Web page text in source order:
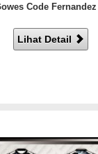
Code
Lihat Detail